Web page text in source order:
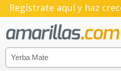
Regístrate aquí y haz